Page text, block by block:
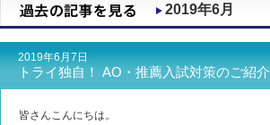
合格体験談
キャンペーン情報
2019年6月
2019年6月7日
トライ独自！ AO・推薦入試対策のご紹介
皆さんこんにちは。